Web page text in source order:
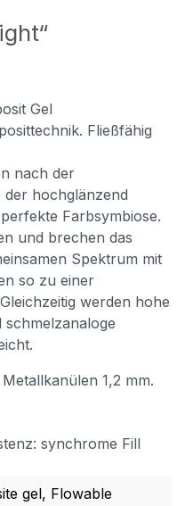
Gel
Fließfähig
nach der
hochglänzend
Farbsymbiose.
und brechen das
Spektrum mit
so zu einer
werden hohe
schmelzanaloge
1,2 mm.
synchrome Fill
gel, Flowable